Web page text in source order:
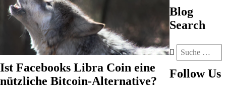
Ist Facebooks Libra Coin eine
nützliche Bitcoin-Alternative?
Blog
Search
Follow Us